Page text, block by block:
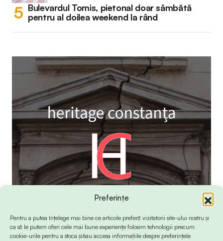
Preferințe
Pentru a putea înțelege mai bine ce articole preferă vizitatorii site-ului nostru și
ca să le putem oferi cele mai bune experiențe folosim tehnologii precum
cookie-urile pentru a stoca și/sau accesa informațiile despre preferințele
Bulevardul Tomis, pietonal doar sâmbătă
pentru al doilea weekend la rând